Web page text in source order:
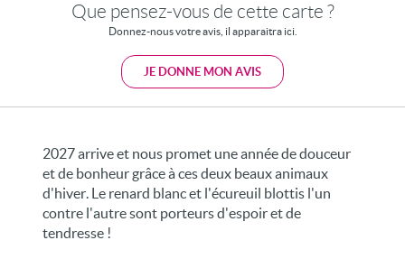
Que pensez-vous de cette carte ?
Donnez-nous votre avis, il apparaitra ici.
JE DONNE MON AVIS
2027 arrive et nous promet une année de douceur
et de bonheur grâce à ces deux beaux animaux
d'hiver. Le renard blanc et l'écureuil blottis l'un
contre l'autre sont porteurs d'espoir et de
tendresse !